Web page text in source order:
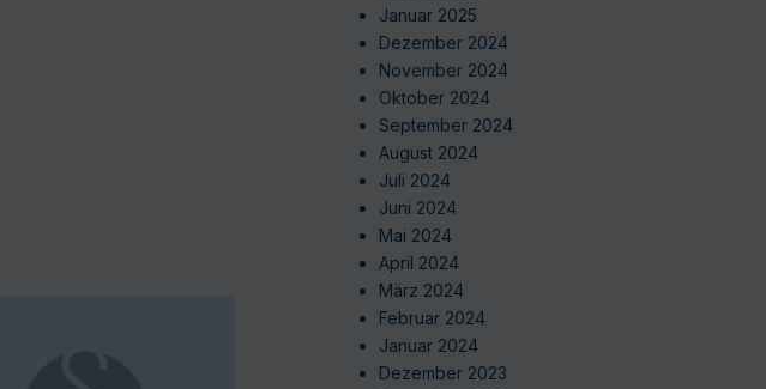
Januar 2025
Dezember 2024
November 2024
Oktober 2024
September 2024
August 2024
Juli 2024
Juni 2024
Mai 2024
April 2024
März 2024
Februar 2024
Januar 2024
Dezember 2023